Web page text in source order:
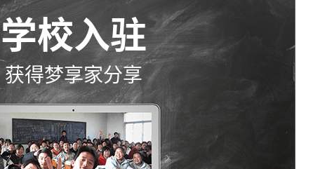
学校入驻
获得梦享家分享